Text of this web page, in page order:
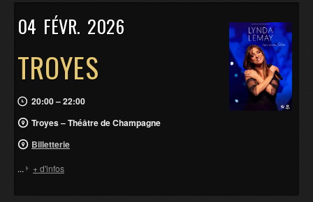
04 FÉVR. 2026
TROYES
20:00 – 22:00
Troyes – Théâtre de Champagne
Billetterie
... + d'infos